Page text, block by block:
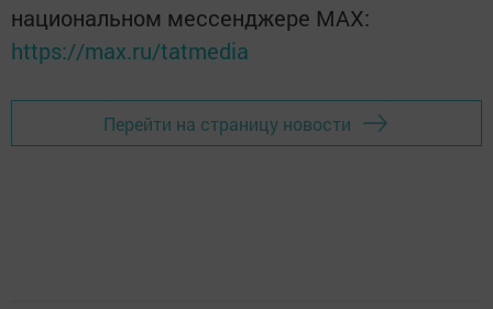
национальном мессенджере MАХ:
https://max.ru/tatmedia
Перейти на страницу новости